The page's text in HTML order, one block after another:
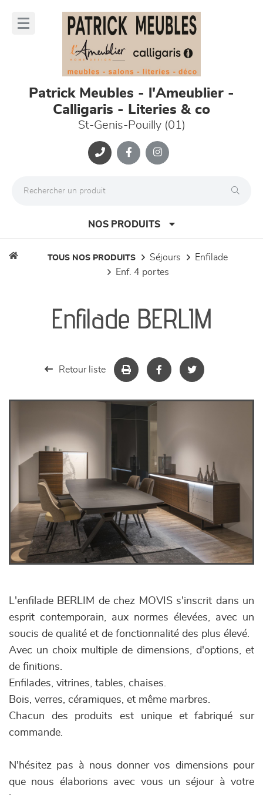
Patrick Meubles - l'Ameublier -
Calligaris - Literies & co
St-Genis-Pouilly (01)
NOS PRODUITS
chambres et dressing
décoration
TOUS NOS PRODUITS séjours
enfilade
enf. 4 portes
Enfilade BERLIM
Retour liste
L'enfilade BERLIM de chez MOVIS s'inscrit dans un
esprit contemporain, aux normes élevées, avec un
soucis de qualité et de fonctionnalité des plus élevé.
Avec un choix multiple de dimensions, d'options, et
de finitions.
Enfilades, vitrines, tables, chaises.
Bois, verres, céramiques, et même marbres.
Chacun des produits est unique et fabriqué sur
commande.
N'hésitez pas à nous donner vos dimensions pour
que nous élaborions avec vous un séjour à votre